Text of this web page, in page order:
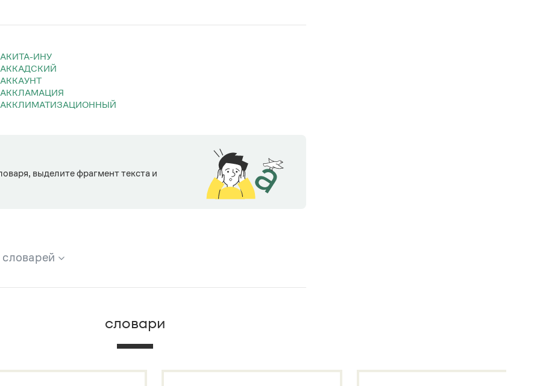
АКИТА-ИНУ
АККАДСКИЙ
АККАУНТ
АККЛАМАЦИЯ
АККЛИМАТИЗАЦИОННЫЙ
выделите фрагмент текста и
словарей
вся информация из следующих словарей:
словари